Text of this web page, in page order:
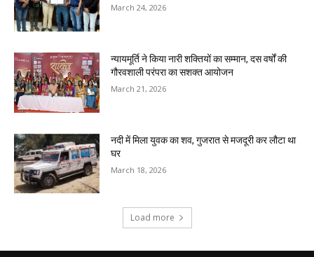
March 24, 2026
न्यायमूर्ति ने किया नारी शक्तियों का सम्मान, दस वर्षों की
गौरवशाली परंपरा का सशक्त आयोजन
March 21, 2026
नदी में मिला युवक का शव, गुजरात से मजदूरी कर लौटा था
घर
March 18, 2026
Load more